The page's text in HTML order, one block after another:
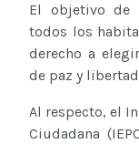
El objetivo de
todos los
derecho a
de paz y
Al respecto, el
Ciudadana